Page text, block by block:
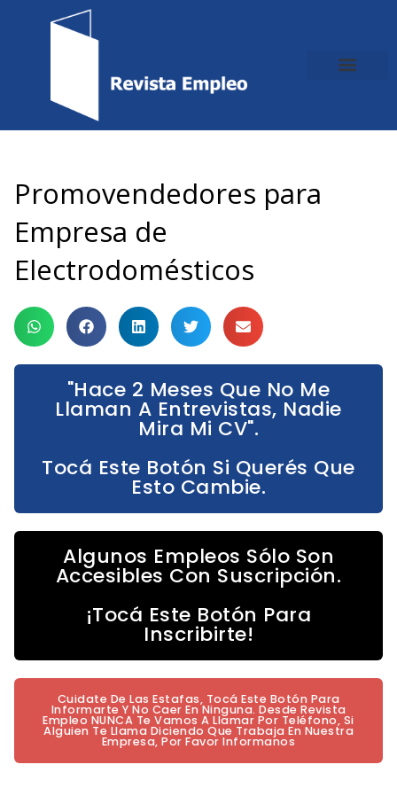
Promovendedores para
Empresa de
Electrodomésticos
"Hace 2 Meses Que No Me
Llaman A Entrevistas, Nadie
Mira Mi CV".
Tocá Este Botón Si Querés Que
Esto Cambie.
Algunos Empleos Sólo Son
Accesibles Con Suscripción.
¡Tocá Este Botón Para
Inscribirte!
Cuidate De Las Estafas, Tocá Este Botón Para
Informarte Y No Caer En Ninguna. Desde Revista
Empleo NUNCA Te Vamos A Llamar Por Teléfono, Si
Alguien Te Llama Diciendo Que Trabaja En Nuestra
Empresa, Por Favor Informanos